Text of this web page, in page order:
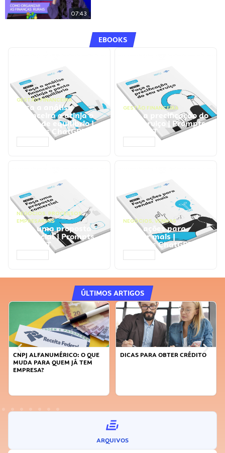
07:43
EBOOKS
GESTÃO FINANCEIRA
Faça a análise
financeira e atinja o
ponto de equilíbrio |
Prompts ChatGPT
GESTÃO FINANCEIRA
Faça a precificação do
seu serviço | Prompts
ChatGPT
NEGÓCIOS, PROCESSOS
EMPRESARIAIS
Faça uma proposta
comercial | Prompts
ChatGPT
NEGÓCIOS, VENDAS
Faça ações para
vender mais |
Prompts ChatGPT
ÚLTIMOS ARTIGOS
CNPJ ALFANUMÉRICO: O QUE
MUDA PARA QUEM JÁ TEM
EMPRESA?
DICAS PARA OBTER CRÉDITO
ARQUIVOS